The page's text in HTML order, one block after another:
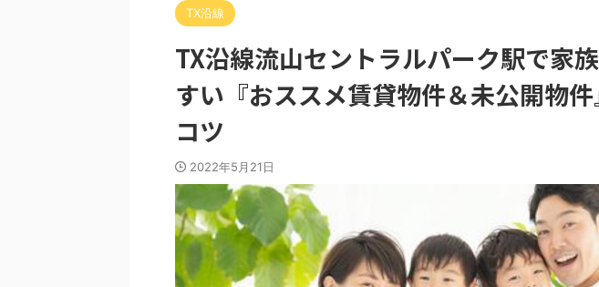
TX沿線
TX沿線流山セントラルパーク駅で家
すい『おススメ賃貸物件＆未公開物
コツ
2022年5月21日